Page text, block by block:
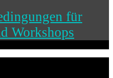
für
Workshops